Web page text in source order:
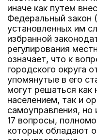
иначе как путем
Федеральный закон
установленных им
избранной
регулирования
означает, что к
городского округа
упомянутые в его
могут решаться как
населением, так и
самоуправления, но
17 вопросы,
которых обладают